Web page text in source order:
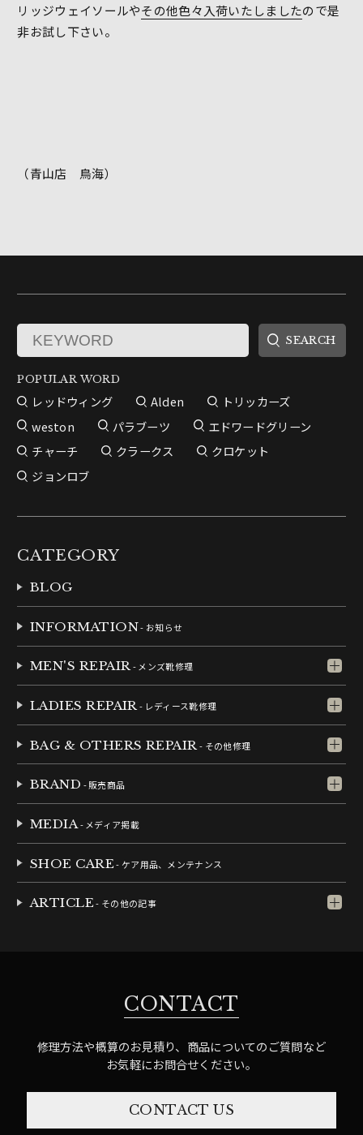
リッジウェイソールやその他色々入荷いたしましたので是
非お試し下さい。
（青山店 鳥海）
POPULAR WORD
レッドウィング Alden
トリッカーズ
weston
パラブーツ
エドワードグリーン
チャーチ
クラークス
クロケット
ジョンロブ
CATEGORY
BLOG
INFORMATION- お知らせ
MEN'S REPAIR- メンズ靴修理
LADIES REPAIR- レディース靴修理
BAG & OTHERS REPAIR - その他修理
BRAND - 販売商品
MEDIA- メディア掲載
SHOE CARE- ケア用品、メンテナンス
ARTICLE- その他の記事
CONTACT
修理方法や概算のお見積り、商品についてのご質問など
お気軽にお問合せください。
CONTACT US